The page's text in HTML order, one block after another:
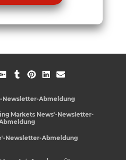
Newsletter-Abmeldung
Markets News'-Newsletter-
Newsletter-Abmeldung